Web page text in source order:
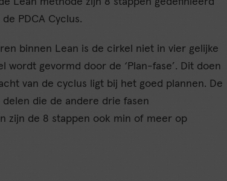
PDCA Cyclus.
binnen Lean is de cirkel niet in vier gelijke
wordt gevormd door de ‘Plan-fase’. Dit doen
van de cyclus ligt bij het goed plannen. De
die de andere drie fasen
zijn de 8 stappen ook min of meer op